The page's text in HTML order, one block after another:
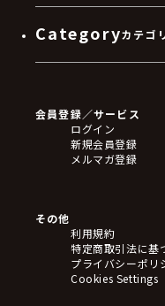
Categoryカテゴ
フィギュア
アクリルスタンド
バッジ
キーホルダー・
ステッカー・シ
タペストリー・
アームサポータ
ブレードホルダー
会員登録／サービス
ログイン
新規会員登録
メルマガ登録
その他
利用規約
特定商取引法に基
プライバシーポリ
Cookies Settings